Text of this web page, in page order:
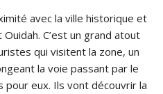
avec la ville historique et
C’est un grand atout
qui visitent la zone, un
la voie passant par le
pour eux. Ils vont découvrir la